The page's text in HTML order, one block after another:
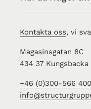
Kontakta oss, vi
Magasinsgatan 8C
434 37 Kungsbacka
+46 (0)300-566 400